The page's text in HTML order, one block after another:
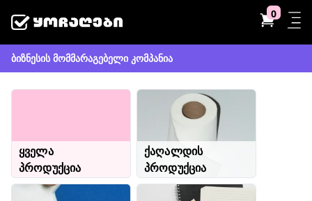
0
ბიზნესის მომმარაგებელი კომპანია
ყველა
პროდუქცია
ქაღალდის
პროდუქცია